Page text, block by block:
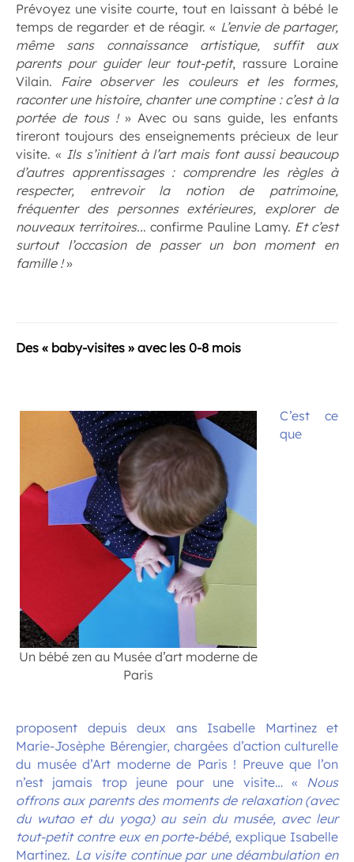
Prévoyez une visite courte, tout en laissant à bébé le
temps de regarder et de réagir. « L’envie de partager,
même sans connaissance artistique, suffit aux
parents pour guider leur tout-petit, rassure Loraine
Vilain. Faire observer les couleurs et les formes,
raconter une histoire, chanter une comptine : c’est à la
portée de tous ! » Avec ou sans guide, les enfants
tireront toujours des enseignements précieux de leur
visite. « Ils s’initient à l’art mais font aussi beaucoup
d’autres apprentissages : comprendre les règles à
respecter, entrevoir la notion de patrimoine,
fréquenter des personnes extérieures, explorer de
nouveaux territoires... confirme Pauline Lamy. Et c’est
surtout l’occasion de passer un bon moment en
famille !»
Des « baby-visites » avec les 0-8 mois
Un bébé zen au Musée d’art moderne de
Paris
C’est ce
que
proposent depuis deux ans Isabelle Martinez et
Marie-Josèphe Bérengier, chargées d’action culturelle
du musée d’Art moderne de Paris ! Preuve que l’on
n’est jamais trop jeune pour une visite… « Nous
offrons aux parents des moments de relaxation (avec
du wutao et du yoga) au sein du musée, avec leur
tout-petit contre eux en porte-bébé,explique Isabelle
Martinez. La visite continue par une déambulation en